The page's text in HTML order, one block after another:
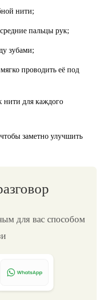
нити;
пальцы рук;
зубами;
проводить её под
нити для каждого
чтобы заметно улучшить
для вас способом